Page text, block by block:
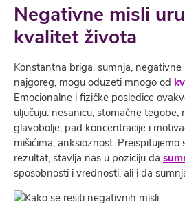
Negativne misli
kvalitet života
Konstantna briga, sumnja, negativne
najgoreg, mogu oduzeti mnogo od
Emocionalne i fizičke posledice
uljučuju: nesanicu, stomačne tegobe,
glavobolje, pad koncentracije i
mišićima, anksioznost. Preispitujemo
rezultat, stavlja nas u poziciju da
sposobnosti i vrednosti, ali i da